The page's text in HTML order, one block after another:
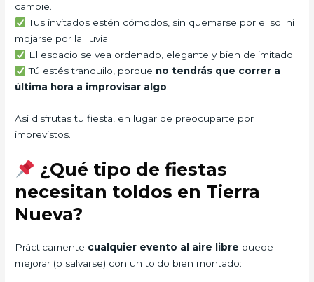
cambie.
Tus invitados estén cómodos, sin quemarse por el sol ni
mojarse por la lluvia.
El espacio se vea ordenado, elegante y bien delimitado.
Tú estés tranquilo, porque no tendrás que correr a
última hora a improvisar algo.
Así disfrutas tu fiesta, en lugar de preocuparte por
imprevistos.
¿Qué tipo de fiestas
necesitan toldos en Tierra
Nueva?
Prácticamente cualquier evento al aire libre puede
mejorar (o salvarse) con un toldo bien montado: